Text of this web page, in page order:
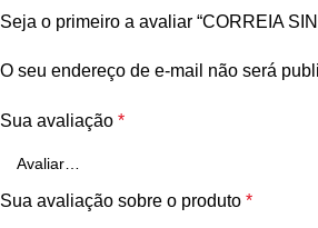
Seja o primeiro a avaliar “CORREIA
O seu endereço de e-mail não será
Sua avaliação *
Sua avaliação sobre o produto *